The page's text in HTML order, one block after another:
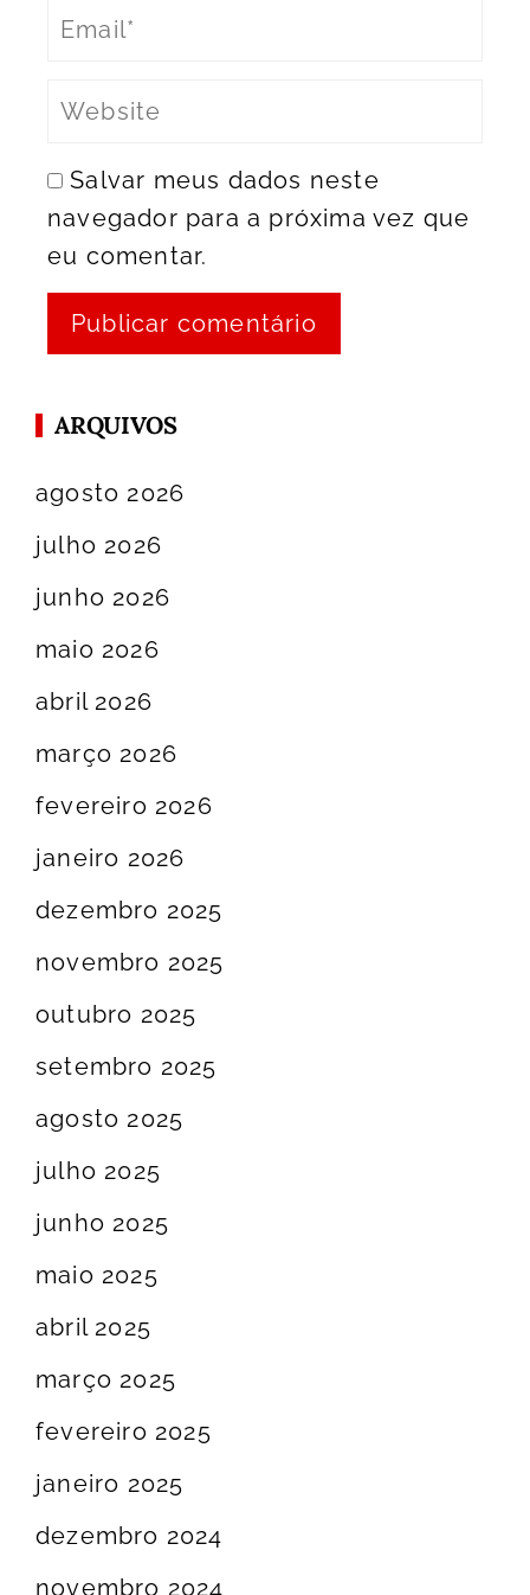
Salvar meus dados neste
navegador para a próxima vez que
eu comentar.
ARQUIVOS
agosto 2026
julho 2026
junho 2026
maio 2026
abril 2026
março 2026
fevereiro 2026
janeiro 2026
dezembro 2025
novembro 2025
outubro 2025
setembro 2025
agosto 2025
julho 2025
junho 2025
maio 2025
abril 2025
março 2025
fevereiro 2025
janeiro 2025
dezembro 2024
novembro 2024